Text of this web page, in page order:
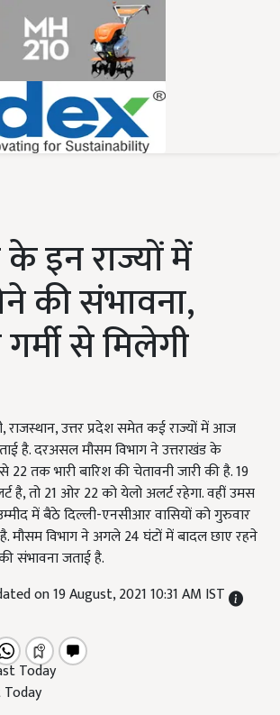
इन राज्यों में
की संभावना,
से मिलेगी
राजस्थान, उत्तर प्रदेश समेत कई राज्यों में आज
है. दरअसल मौसम विभाग ने उत्तराखंड के
तक भारी बारिश की चेतावनी जारी की है. 19
तो 21 ओर 22 को येलो अलर्ट रहेगा. वहीं उमस
में बैठे दिल्ली-एनसीआर वासियों को गुरुवार
मौसम विभाग ने अगले 24 घंटों में बादल छाए रहने
संभावना जताई है.
on 19 August, 2021 10:31 AM IST